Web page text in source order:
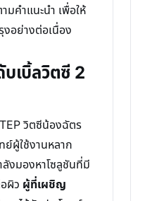
คำแนะนำ เพื่อให้
งอย่างต่อเนื่อง
เบิ้ลวิตซี 2
วิตซีน้องฉัตร
ผู้ใช้งานหลาก
งมองหาโซลูชันที่มี
ผิว ผู้ที่เผชิญ